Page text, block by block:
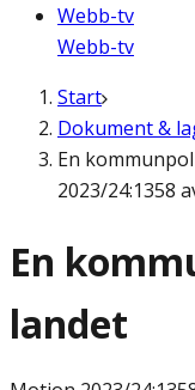
Webb-tv
Webb-tv
Start
Dokument &
En
2023/24:1358
En
landet